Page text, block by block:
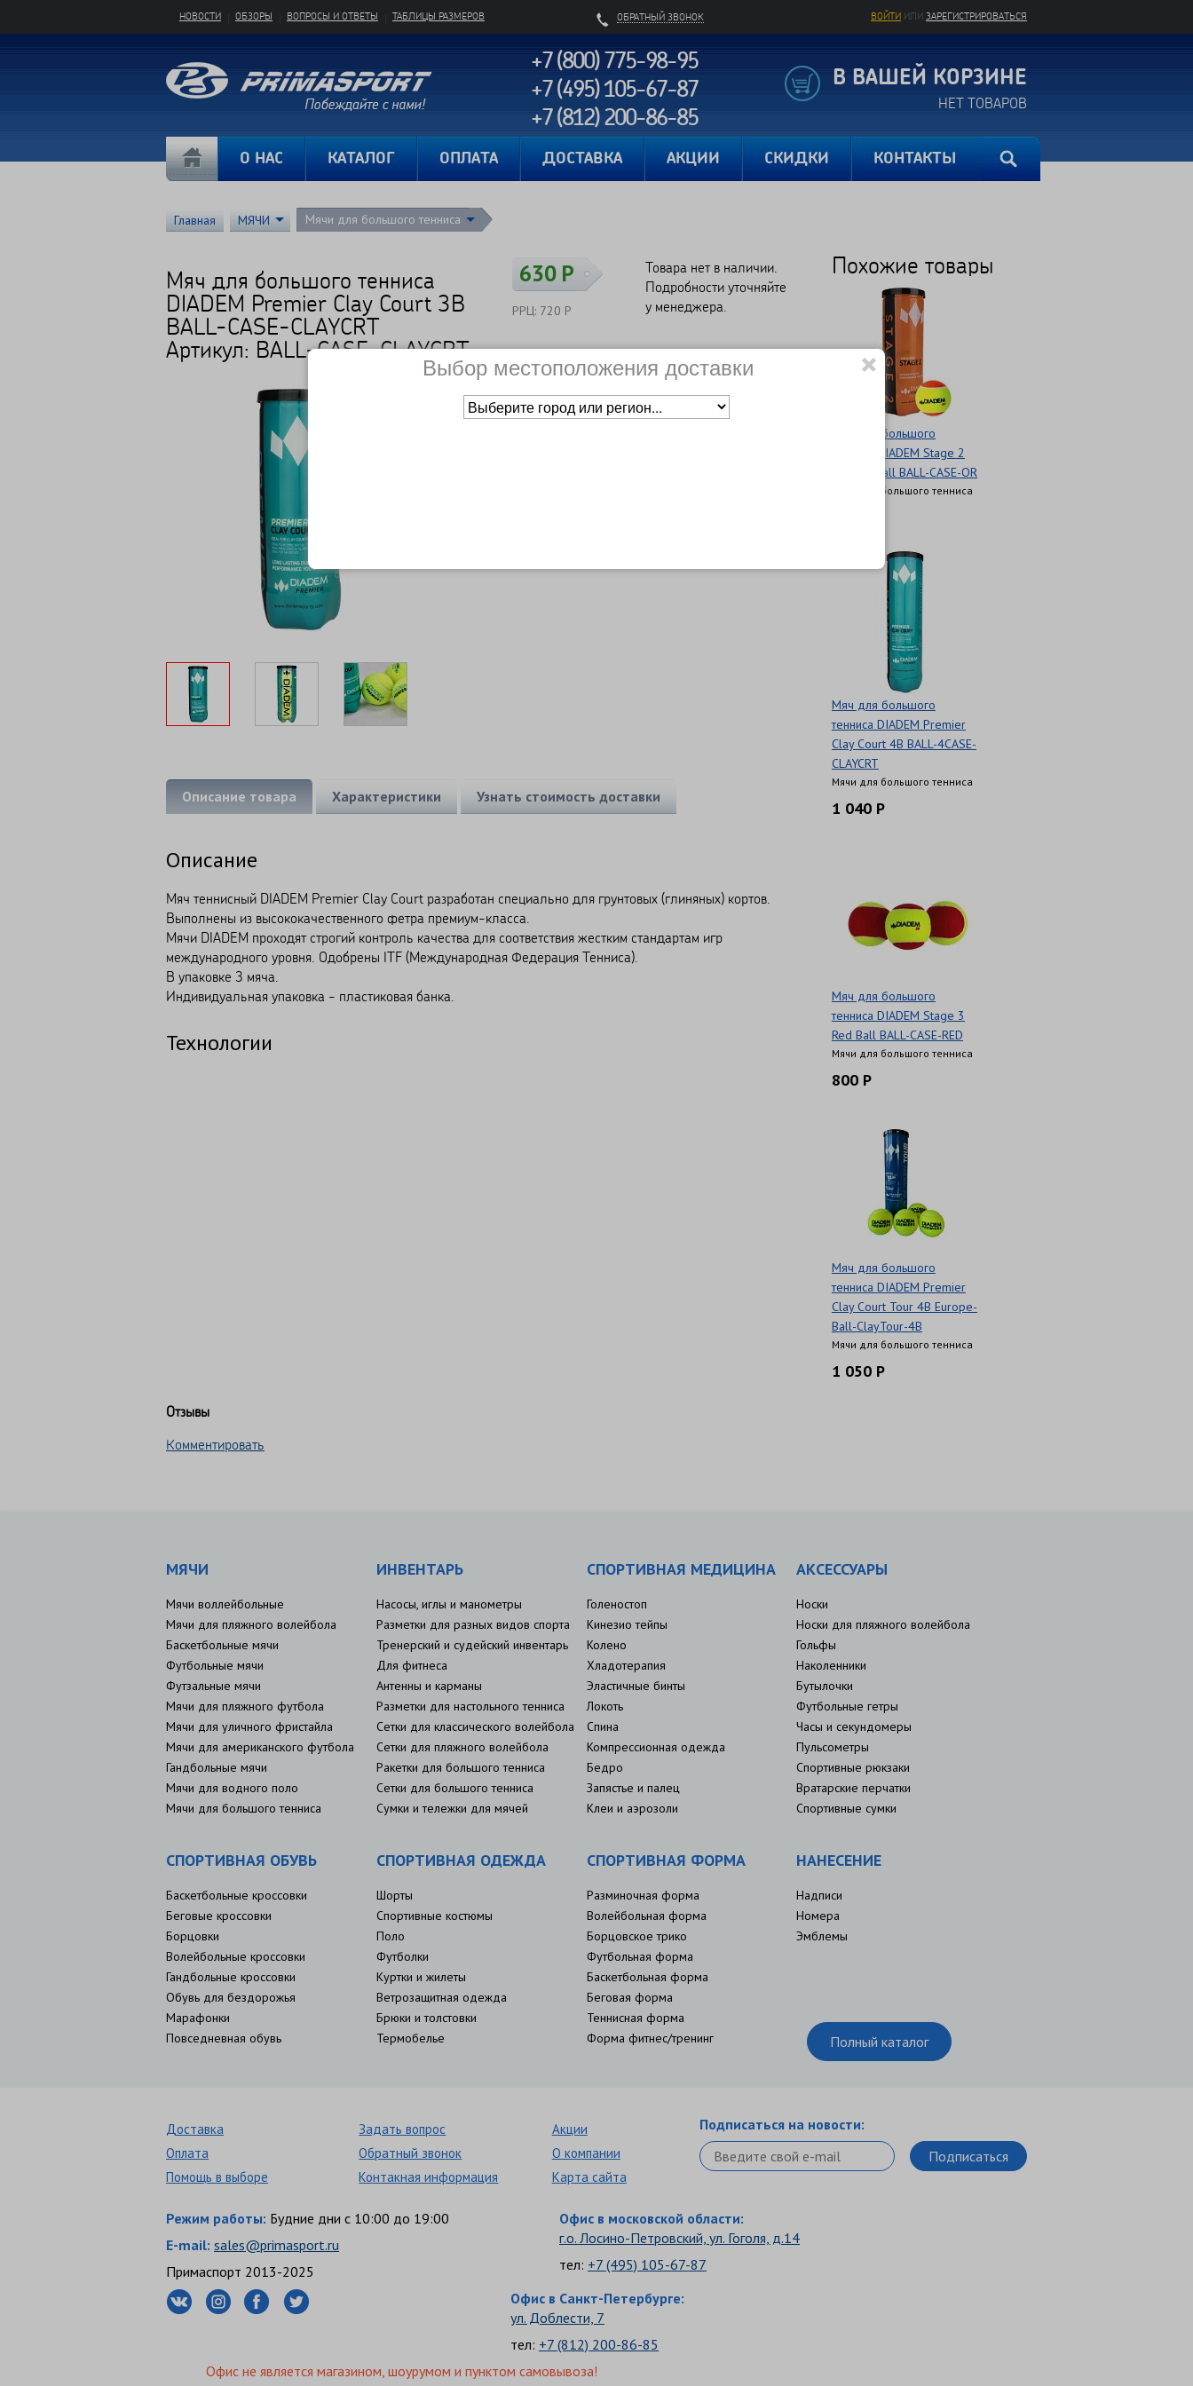
ОБРАТНЫЙ ЗВОНОК ВОЙТИ ИЛИ ЗАРЕГИСТРИРОВАТЬСЯ
НОВОСТИ ОБЗОРЫ ВОПРОСЫ И ОТВЕТЫ ТАБЛИЦЫ РАЗМЕРОВ
+7 (800) 775-98-95
+7 (495) 105-67-87
+7 (812) 200-86-85
В ВАШЕЙ КОРЗИНЕ
НЕТ ТОВАРОВ
О НАС КАТАЛОГ ОПЛАТА ДОСТАВКА АКЦИИ СКИДКИ КОНТАКТЫ
Главная МЯЧИ Мячи для большого тенниса
Мяч для большого тенниса
DIADEM Premier Clay Court 3B
BALL-CASE-CLAYCRT
Артикул: BALL-CASE-CLAYCRT
630 Р
РРЦ: 720 Р
Товара нет в наличии.
Подробности уточняйте
у менеджера.
Сравнить Нет в наличии
Основное о товаре
Описание товара Характеристики Узнать стоимость доставки
Описание
Мяч теннисный DIADEM Premier Clay Court разработан специально для грунтовых (глиняных) кортов.
Выполнены из высококачественного фетра премиум-класса.
Мячи DIADEM проходят строгий контроль качества для соответствия жестким стандартам игр
международного уровня. Одобрены ITF (Международная Федерация Тенниса).
В упаковке 3 мяча.
Индивидуальная упаковка - пластиковая банка.
Технологии
Похожие товары
Мяч для большого
тенниса DIADEM Stage 2
Orange Ball BALL-CASE-OR
Мячи для большого тенниса
Мяч для большого
тенниса DIADEM Premier
Clay Court 4B BALL-4CASE-
CLAYCRT
Мячи для большого тенниса
1 040 Р
Мяч для большого
тенниса DIADEM Stage 3
Red Ball BALL-CASE-RED
Мячи для большого тенниса
800 Р
Мяч для большого
тенниса DIADEM Premier
Clay Court Tour 4B Europe-
Ball-ClayTour-4B
Мячи для большого тенниса
1 050 Р
Отзывы
Комментировать
МЯЧИ
Мячи воллейбольные
Мячи для пляжного волейбола
Баскетбольные мячи
Футбольные мячи
Футзальные мячи
Мячи для пляжного футбола
Мячи для уличного фристайла
Мячи для американского футбола
Гандбольные мячи
Мячи для водного поло
Мячи для большого тенниса
ИНВЕНТАРЬ
Насосы, иглы и манометры
Разметки для разных видов спорта
Тренерский и судейский инвентарь
Для фитнеса
Антенны и карманы
Разметки для настольного тенниса
Сетки для классического волейбола
Сетки для пляжного волейбола
Ракетки для большого тенниса
Сетки для большого тенниса
Сумки и тележки для мячей
СПОРТИВНАЯ МЕДИЦИНА
Голеностоп
Кинезио тейпы
Колено
Хладотерапия
Эластичные бинты
Локоть
Спина
Компрессионная одежда
Бедро
Запястье и палец
Клеи и аэрозоли
АКСЕССУАРЫ
Носки
Носки для пляжного волейбола
Гольфы
Наколенники
Бутылочки
Футбольные гетры
Часы и секундомеры
Пульсометры
Спортивные рюкзаки
Вратарские перчатки
Спортивные сумки
СПОРТИВНАЯ ОБУВЬ
Баскетбольные кроссовки
Беговые кроссовки
Борцовки
Волейбольные кроссовки
Гандбольные кроссовки
Обувь для бездорожья
Марафонки
Повседневная обувь
СПОРТИВНАЯ ОДЕЖДА
Шорты
Спортивные костюмы
Поло
Футболки
Куртки и жилеты
Ветрозащитная одежда
Брюки и толстовки
Термобелье
СПОРТИВНАЯ ФОРМА
Разминочная форма
Волейбольная форма
Борцовское трико
Футбольная форма
Баскетбольная форма
Беговая форма
Теннисная форма
Форма фитнес/тренинг
НАНЕСЕНИЕ
Надписи
Номера
Эмблемы
Полный каталог
Доставка
Оплата
Помощь в выборе
Задать вопрос
Обратный звонок
Контакная информация
Акции
О компании
Карта сайта
Подписаться на новости:
Режим работы: Будние дни с 10:00 до 19:00
E-mail: sales@primasport.ru
Примаспорт 2013-2025
Офис в московской области:
г.о. Лосино-Петровский, ул. Гоголя, д.14
тел: +7 (495) 105-67-87
Офис в Санкт-Петербурге:
ул. Доблести, 7
тел: +7 (812) 200-86-85
Офис не является магазином, шоурумом и пунктом самовывоза!
Выбор местоположения доставки